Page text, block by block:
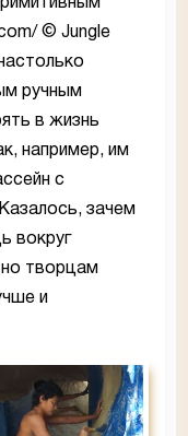
© Jungle
ручным
в жизнь
например, им
с
зачем
вокруг
но творцам
и